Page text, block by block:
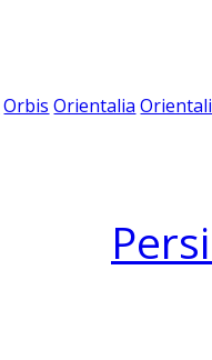
Orbis Orientalia